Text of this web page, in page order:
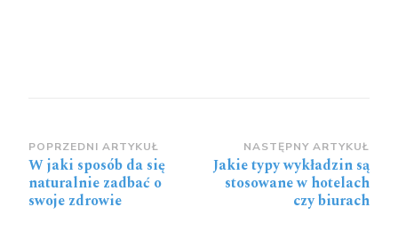
Zobacz
wpisy
POPRZEDNI ARTYKUŁ
W jaki sposób da się
naturalnie zadbać o
swoje zdrowie
NASTĘPNY ARTYKUŁ
Jakie typy wykładzin są
stosowane w hotelach
czy biurach